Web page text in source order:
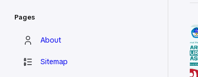
Pages
About
Sitemap